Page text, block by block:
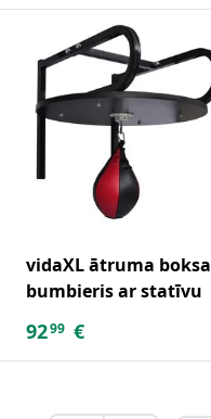
vidaXL ātruma boksa
bumbieris ar statīvu
9299 €